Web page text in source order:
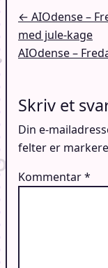
← AIOdense –
med jule-kage
AIOdense –
Skriv et
Din e-
felter er
Kommentar*